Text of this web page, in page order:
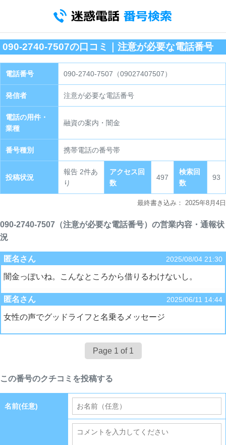
090-2740-7507の口コミ｜注意が必要な電話番号
電話番号 090-2740-7507（09027407507）
発信者 注意が必要な電話番号
電話の用件・
業種
融資の案内・闇金
番号種別 携帯電話の番号帯
投稿状況
報告 2件あ
り
アクセス回
数
497
検索回
数
93
最終書き込み： 2025年8月4日
090-2740-7507（注意が必要な電話番号）の営業内容・通報状
況
匿名さん 2025/08/04 21:30
闇金っぽいね。こんなところから借りるわけないし。
匿名さん 2025/06/11 14:44
女性の声でグッドライフと名乗るメッセージ
Page 1 of 1
この番号のクチコミを投稿する
名前(任意)